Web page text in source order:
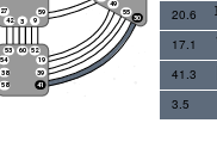
20.6
17.1
41.3
3.5